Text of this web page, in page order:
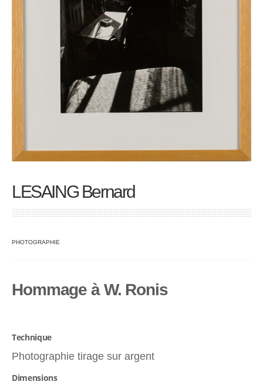
LESAING Bernard
PHOTOGRAPHIE
Hommage à W. Ronis
Technique
Photographie tirage sur argent
Dimensions